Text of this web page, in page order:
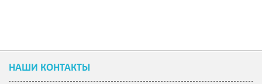
НАШИ КОНТАКТЫ